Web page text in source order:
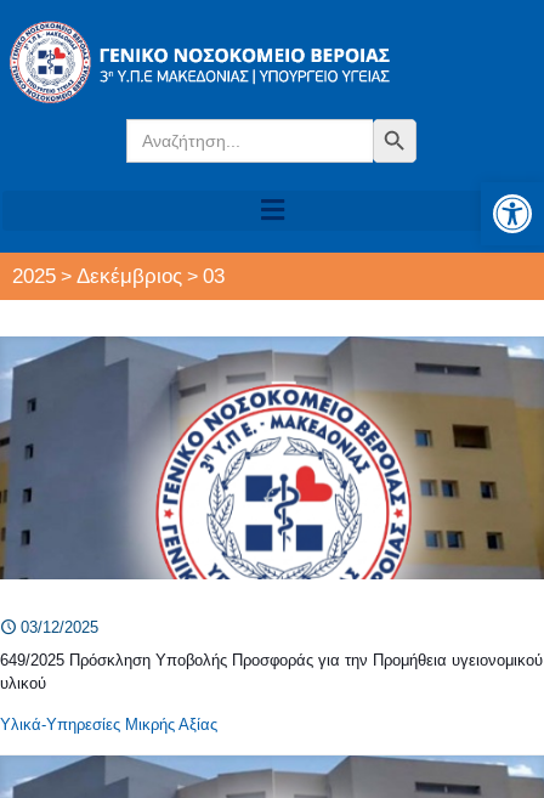
Search
for:
Search Button
2025 > Δεκέμβριος > 03
03/12/2025
649/2025 Πρόσκληση Υποβολής Προσφοράς για την Προμήθεια υγειονομικού
υλικού
Υλικά-Υπηρεσίες Μικρής Αξίας